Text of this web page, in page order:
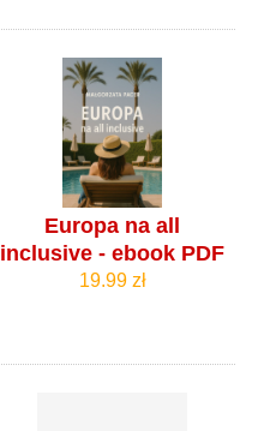
Europa na all
inclusive - ebook PDF
19.99 zł